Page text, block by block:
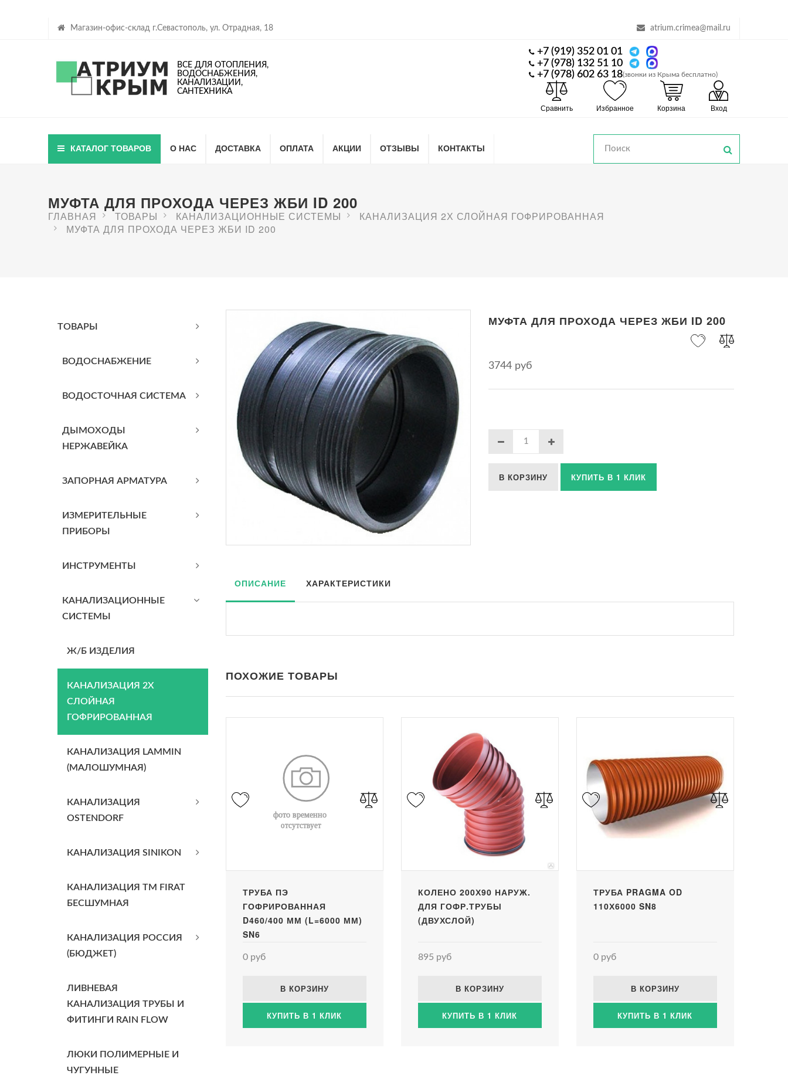
Магазин-офис-склад г.Севастополь, ул. Отрадная, 18 atrium.crimea@mail.ru
ВСЕ ДЛЯ ОТОПЛЕНИЯ,
ВОДОСНАБЖЕНИЯ,
КАНАЛИЗАЦИИ,
САНТЕХНИКА
+7 (919) 352 01 01
+7 (978) 132 51 10
+7 (978) 602 63 18(звонки из Крыма бесплатно)
Сравнить Избранное Корзина Вход
КАТАЛОГ ТОВАРОВ О НАС ДОСТАВКА ОПЛАТА АКЦИИ ОТЗЫВЫ КОНТАКТЫ
МУФТА ДЛЯ ПРОХОДА ЧЕРЕЗ ЖБИ ID 200
ГЛАВНАЯ ТОВАРЫ КАНАЛИЗАЦИОННЫЕ СИСТЕМЫ
КАНАЛИЗАЦИЯ 2Х СЛОЙНАЯ ГОФРИРОВАННАЯ
МУФТА ДЛЯ ПРОХОДА ЧЕРЕЗ ЖБИ ID 200
ТОВАРЫ
BОДОСНАБЖЕНИЕ
ВОДОСТОЧНАЯ СИСТЕМА
ДЫМОХОДЫ
НЕРЖАВЕЙКА
ЗАПОРНАЯ АРМАТУРА
ИЗМЕРИТЕЛЬНЫЕ
ПРИБОРЫ
ИНСТРУМЕНТЫ
КАНАЛИЗАЦИОННЫЕ
СИСТЕМЫ
Ж/Б ИЗДЕЛИЯ
КАНАЛИЗАЦИЯ 2Х
СЛОЙНАЯ
ГОФРИРОВАННАЯ
КАНАЛИЗАЦИЯ LAMMIN
(МАЛОШУМНАЯ)
КАНАЛИЗАЦИЯ
OSTENDORF
КАНАЛИЗАЦИЯ SINIKON
КАНАЛИЗАЦИЯ TM FIRAT
БЕСШУМНАЯ
КАНАЛИЗАЦИЯ РОССИЯ
(БЮДЖЕТ)
ЛИВНЕВАЯ
КАНАЛИЗАЦИЯ ТРУБЫ И
ФИТИНГИ RAIN FLOW
ЛЮКИ ПОЛИМЕРНЫЕ И
ЧУГУННЫЕ
МУФТА ДЛЯ ПРОХОДА ЧЕРЕЗ ЖБИ ID 200
3744 руб
В КОРЗИНУ КУПИТЬ В 1 КЛИК
ОПИСАНИЕ ХАРАКТЕРИСТИКИ
ПОХОЖИЕ ТОВАРЫ
ТРУБА ПЭ
ГОФРИРОВАННАЯ
D460/400 ММ (L=6000 ММ)
SN6
0 руб
В КОРЗИНУ
КУПИТЬ В 1 КЛИК
КОЛЕНО 200Х90 НАРУЖ.
ДЛЯ ГОФР.ТРУБЫ
(ДВУХСЛОЙ)
895 руб
В КОРЗИНУ
КУПИТЬ В 1 КЛИК
ТРУБА PRAGMA OD
110Х6000 SN8
0 руб
В КОРЗИНУ
КУПИТЬ В 1 КЛИК